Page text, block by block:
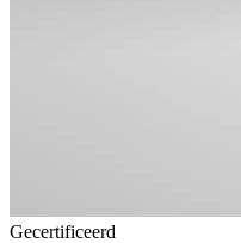
Gecertificeerd